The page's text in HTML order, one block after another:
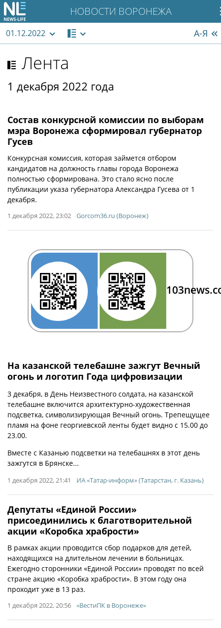
НОВОСТИ ВОРОНЕЖА
01.12.2022 А-Я
Лента
1 декабря 2022 года
Состав конкурсной комиссии по выборам
мэра Воронежа сформировал губернатор
Гусев
Конкурсная комиссия, которая займется отбором
кандидатов на должность главы города Воронежа
полностью сформирована. Это стало ясно после
публикации указа губернатора Александра Гусева от 1
декабря.
1 декабря 2022, 23:02 Gorcom36.ru (Воронеж)
На казанской телебашне зажгут Вечный
огонь и логотип Года цифровизации
3 декабря, в День Неизвестного солдата, на казанской
телебашне включится архитектурно-художественная
подсветка, символизирующая Вечный огонь. Трепещущее
пламя на фоне георгиевской ленты будет видно с 15.00 до
23.00.
Вместе с Казанью подсветки на телебашнях в этот день
зажгутся в Брянске...
1 декабря 2022, 21:41 ИА «Татар-информ» (Татарстан, г. Казань)
Депутаты «Единой России»
присоединились к благотворительной
акции «Коробка храбрости»
В рамках акции проводится сбор подарков для детей,
находящихся на длительном лечении в больницах.
Ежегодно сторонники «Единой России» проводят по всей
стране акцию «Коробка храбрости». В этом году она
проходит уже в 13 раз.
1 декабря 2022, 20:56 «ВестиПК в Воронеже»